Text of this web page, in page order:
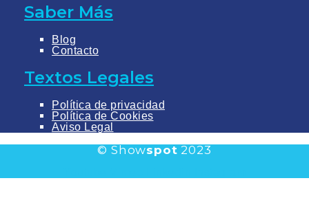
Saber Más
Blog
Contacto
Textos Legales
Política de privacidad
Política de Cookies
Aviso Legal
© Showspot 2023